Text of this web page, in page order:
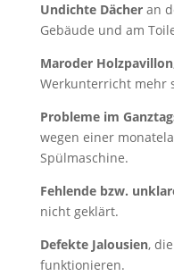
Undichte Dächeran
Gebäude und am
Maroder Holzpavillon
Werkunterricht mehr
Probleme im
wegen einer
Spülmaschine.
Fehlende bzw.
nicht geklärt.
Defekte Jalousien,
funktionieren.